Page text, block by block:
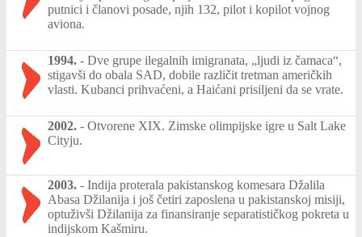
putnici i članovi posade, njih 132, pilot i kopilot vojnog
aviona.
1994. - Dve grupe ilegalnih imigranata, „ljudi iz čamaca“,
stigavši do obala SAD, dobile različit tretman američkih
vlasti. Kubanci prihvaćeni, a Haićani prisiljeni da se vrate.
2002. - Otvorene XIX. Zimske olimpijske igre u Salt Lake
Cityju.
2003. - Indija proterala pakistanskog komesara Džalila
Abasa Džilanija i još četiri zaposlena u pakistanskoj misiji,
optuživši Džilanija za finansiranje separatističkog pokreta u
indijskom Kašmiru.